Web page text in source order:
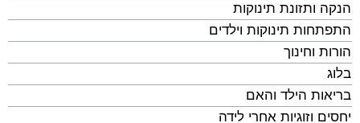
הנקה ותזונת תינוקות
התפתחות תינוקות וילדים
הורות וחינוך
בלוג
בריאות הילד והאם
יחסים וזוגיות אחרי לידה